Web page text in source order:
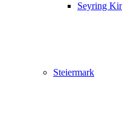
Seyring
Steiermark